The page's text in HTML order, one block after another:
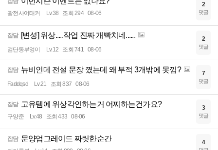
광전사어태커 Lv.38 조회 294 08-06
2
댓글
잡담 [변성] 위상.....작업 진짜 개빡치네......
검단동부엉이 Lv.12 조회 741 08-06
2
댓글
잡담 뉴비인데 전설 문장 꼈는데 왜 부적 3개밖에 못낌?
Faddqsd Lv.21 조회 837 08-06
7
댓글
잡담 고유템에 위상각인하는거 어찌하는건가요?
구양준 Lv.48 조회 433 08-06
3
댓글
잡담 문양업그레이드 짜릿한순간 4